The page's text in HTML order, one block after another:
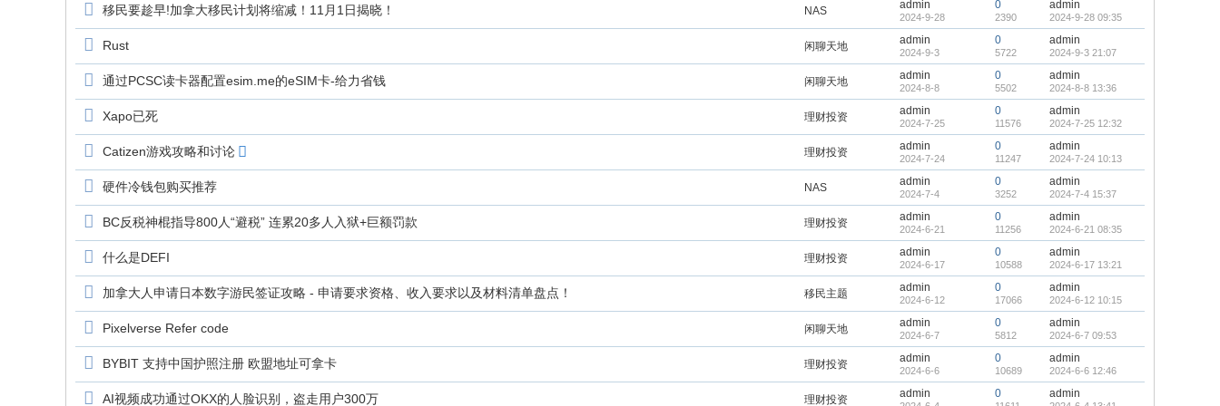
移民要趁早!加拿大移民计划将缩减！11月1日揭晓！ NAS admin
2024-9-28
0
2390
admin
2024-9-28 09:35
Rust 闲聊天地 admin
2024-9-3
0
5722
admin
2024-9-3 21:07
通过PCSC读卡器配置esim.me的eSIM卡-给力省钱 闲聊天地 admin
2024-8-8
0
5502
admin
2024-8-8 13:36
Xapo已死 理财投资 admin
2024-7-25
0
11576
admin
2024-7-25 12:32
Catizen游戏攻略和讨论 理财投资 admin
2024-7-24
0
11247
admin
2024-7-24 10:13
硬件冷钱包购买推荐 NAS admin
2024-7-4
0
3252
admin
2024-7-4 15:37
BC反税神棍指导800人“避税” 连累20多人入狱+巨额罚款 理财投资 admin
2024-6-21
0
11256
admin
2024-6-21 08:35
什么是DEFI 理财投资 admin
2024-6-17
0
10588
admin
2024-6-17 13:21
加拿大人申请日本数字游民签证攻略 - 申请要求资格、收入要求以及材料清单盘点！ 移民主题 admin
2024-6-12
0
17066
admin
2024-6-12 10:15
Pixelverse Refer code 闲聊天地 admin
2024-6-7
0
5812
admin
2024-6-7 09:53
BYBIT 支持中国护照注册 欧盟地址可拿卡 理财投资 admin
2024-6-6
0
10689
admin
2024-6-6 12:46
AI视频成功通过OKX的人脸识别，盗走用户300万 理财投资 admin 0 admin